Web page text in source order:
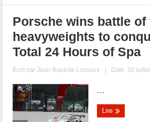
Porsche wins battle of
heavyweights to
Total 24 Hours of Spa
Écrit parJean-Baptiste Lassaux | Date: 30
...
Lire